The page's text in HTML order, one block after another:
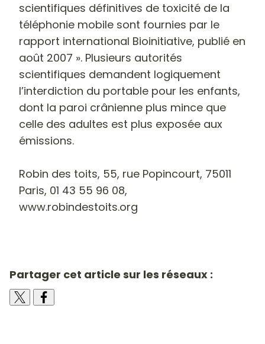
scientifiques définitives de toxicité de la
téléphonie mobile sont fournies par le
rapport international Bioinitiative, publié en
août 2007 ». Plusieurs autorités
scientifiques demandent logiquement
l’interdiction du portable pour les enfants,
dont la paroi crânienne plus mince que
celle des adultes est plus exposée aux
émissions.
Robin des toits, 55, rue Popincourt, 75011
Paris, 01 43 55 96 08,
www.robindestoits.org
Partager cet article sur les réseaux :